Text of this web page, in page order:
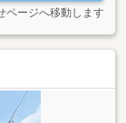
ページへ移動します